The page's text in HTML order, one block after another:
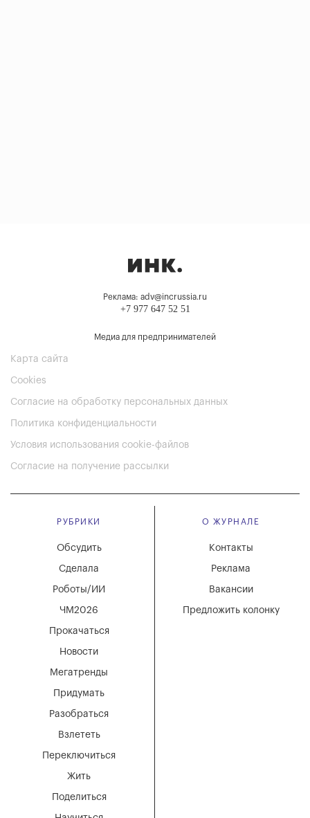
Реклама: adv@incrussia.ru
+7 977 647 52 51
Медиа для предпринимателей
Карта сайта
Cookies
Согласие на обработку персональных данных
Политика конфиденциальности
Условия использования cookie-файлов
Согласие на получение рассылки
РУБРИКИ
Мегатренды
Придумать
Разобраться
Взлететь
Новости
Переключиться
Жить
Поделиться
Обсудить
Сделала
Роботы/ИИ
ЧМ2026
Прокачаться
О ЖУРНАЛЕ
Вакансии
Реклама
Контакты
Предложить колонку